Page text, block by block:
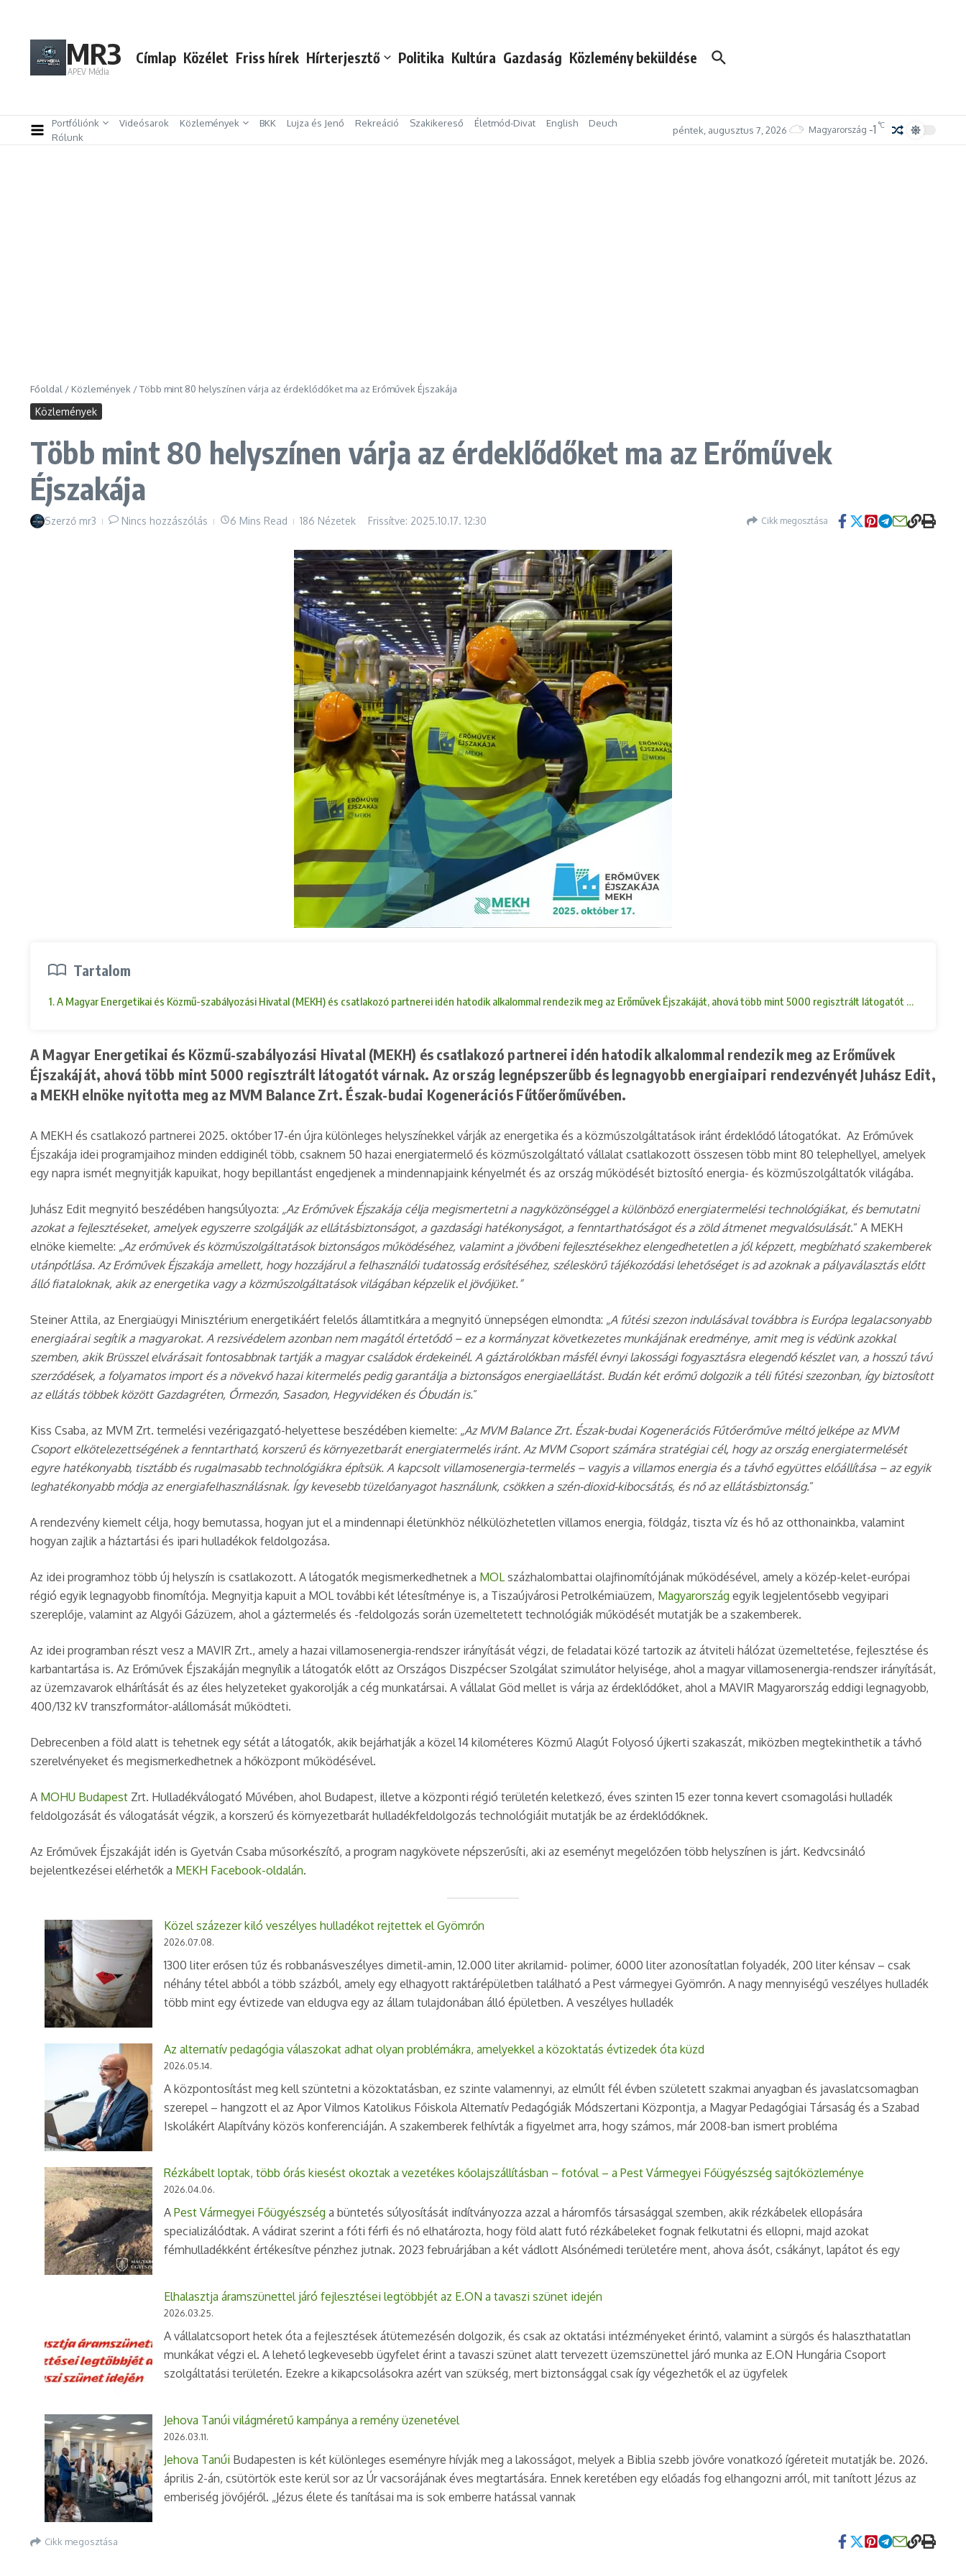
MR3
APEV Média
Címlap Közélet Friss hírek Hírterjesztő Politika Kultúra Gazdaság Közlemény beküldése
Portfóliónk Videósarok Közlemények BKK Lujza és Jenő Rekreáció Szakikereső Életmód-Divat English
Deuch
Rólunk
péntek, augusztus 7, 2026 Magyarország -1 °C
Főoldal / Közlemények /Több mint 80 helyszínen várja az érdeklődőket ma az Erőművek Éjszakája
Közlemények
Több mint 80 helyszínen várja az érdeklődőket ma az Erőművek
Éjszakája
Szerző mr3 Nincs hozzászólás 6 Mins Read 186 Nézetek Frissítve: 2025.10.17. 12:30 Cikk megosztása
Tartalom
1. A Magyar Energetikai és Közmű-szabályozási Hivatal (MEKH) és csatlakozó partnerei idén hatodik alkalommal rendezik meg az Erőművek Éjszakáját, ahová több mint 5000 regisztrált látogatót várnak.
A Magyar Energetikai és Közmű-szabályozási Hivatal (MEKH) és csatlakozó partnerei idén hatodik alkalommal rendezik meg az Erőművek
Éjszakáját, ahová több mint 5000 regisztrált látogatót várnak. Az ország legnépszerűbb és legnagyobb energiaipari rendezvényét Juhász Edit,
a MEKH elnöke nyitotta meg az MVM Balance Zrt. Észak-budai Kogenerációs Fűtőerőművében.
A MEKH és csatlakozó partnerei 2025. október 17-én újra különleges helyszínekkel várják az energetika és a közműszolgáltatások iránt érdeklődő látogatókat. Az Erőművek
Éjszakája idei programjaihoz minden eddiginél több, csaknem 50 hazai energiatermelő és közműszolgáltató vállalat csatlakozott összesen több mint 80 telephellyel, amelyek
egy napra ismét megnyitják kapuikat, hogy bepillantást engedjenek a mindennapjaink kényelmét és az ország működését biztosító energia- és közműszolgáltatók világába.
Juhász Edit megnyitó beszédében hangsúlyozta: „Az Erőművek Éjszakája célja megismertetni a nagyközönséggel a különböző energiatermelési technológiákat, és bemutatni
azokat a fejlesztéseket, amelyek egyszerre szolgálják az ellátásbiztonságot, a gazdasági hatékonyságot, a fenntarthatóságot és a zöld átmenet megvalósulását.” A MEKH
elnöke kiemelte: „Az erőművek és közműszolgáltatások biztonságos működéséhez, valamint a jövőbeni fejlesztésekhez elengedhetetlen a jól képzett, megbízható szakemberek
utánpótlása. Az Erőművek Éjszakája amellett, hogy hozzájárul a felhasználói tudatosság erősítéséhez, széleskörű tájékozódási lehetőséget is ad azoknak a pályaválasztás előtt
álló fiataloknak, akik az energetika vagy a közműszolgáltatások világában képzelik el jövőjüket.”
Steiner Attila, az Energiaügyi Minisztérium energetikáért felelős államtitkára a megnyitó ünnepségen elmondta: „A fűtési szezon indulásával továbbra is Európa legalacsonyabb
energiaárai segítik a magyarokat. A rezsivédelem azonban nem magától értetődő – ez a kormányzat következetes munkájának eredménye, amit meg is védünk azokkal
szemben, akik Brüsszel elvárásait fontosabbnak tartják a magyar családok érdekeinél. A gáztárolókban másfél évnyi lakossági fogyasztásra elegendő készlet van, a hosszú távú
szerződések, a folyamatos import és a növekvő hazai kitermelés pedig garantálja a biztonságos energiaellátást. Budán két erőmű dolgozik a téli fűtési szezonban, így biztosított
az ellátás többek között Gazdagréten, Őrmezőn, Sasadon, Hegyvidéken és Óbudán is.”
Kiss Csaba, az MVM Zrt. termelési vezérigazgató-helyettese beszédében kiemelte: „Az MVM Balance Zrt. Észak-budai Kogenerációs Fűtőerőműve méltó jelképe az MVM
Csoport elkötelezettségének a fenntartható, korszerű és környezetbarát energiatermelés iránt. Az MVM Csoport számára stratégiai cél, hogy az ország energiatermelését
egyre hatékonyabb, tisztább és rugalmasabb technológiákra építsük. A kapcsolt villamosenergia-termelés – vagyis a villamos energia és a távhő együttes előállítása – az egyik
leghatékonyabb módja az energiafelhasználásnak. Így kevesebb tüzelőanyagot használunk, csökken a szén-dioxid-kibocsátás, és nő az ellátásbiztonság.”
A rendezvény kiemelt célja, hogy bemutassa, hogyan jut el a mindennapi életünkhöz nélkülözhetetlen villamos energia, földgáz, tiszta víz és hő az otthonainkba, valamint
hogyan zajlik a háztartási és ipari hulladékok feldolgozása.
Az idei programhoz több új helyszín is csatlakozott. A látogatók megismerkedhetnek a MOLszázhalombattai olajfinomítójának működésével, amely a közép-kelet-európai
régió egyik legnagyobb finomítója. Megnyitja kapuit a MOL további két létesítménye is, a Tiszaújvárosi Petrolkémiaüzem, Magyarország egyik legjelentősebb vegyipari
szereplője, valamint az Algyői Gázüzem, ahol a gáztermelés és -feldolgozás során üzemeltetett technológiák működését mutatják be a szakemberek.
Az idei programban részt vesz a MAVIR Zrt., amely a hazai villamosenergia-rendszer irányítását végzi, de feladatai közé tartozik az átviteli hálózat üzemeltetése, fejlesztése és
karbantartása is. Az Erőművek Éjszakáján megnyílik a látogatók előtt az Országos Diszpécser Szolgálat szimulátor helyisége, ahol a magyar villamosenergia-rendszer irányítását,
az üzemzavarok elhárítását és az éles helyzeteket gyakorolják a cég munkatársai. A vállalat Göd mellet is várja az érdeklődőket, ahol a MAVIR Magyarország eddigi legnagyobb,
400/132 kV transzformátor-alállomását működteti.
Debrecenben a föld alatt is tehetnek egy sétát a látogatók, akik bejárhatják a közel 14 kilométeres Közmű Alagút Folyosó újkerti szakaszát, miközben megtekinthetik a távhő
szerelvényeket és megismerkedhetnek a hőközpont működésével.
A MOHU Budapest Zrt. Hulladékválogató Művében, ahol Budapest, illetve a központi régió területén keletkező, éves szinten 15 ezer tonna kevert csomagolási hulladék
feldolgozását és válogatását végzik, a korszerű és környezetbarát hulladékfeldolgozás technológiáit mutatják be az érdeklődőknek.
Az Erőművek Éjszakáját idén is Gyetván Csaba műsorkészítő, a program nagykövete népszerűsíti, aki az eseményt megelőzően több helyszínen is járt. Kedvcsináló
bejelentkezései elérhetők a MEKH Facebook-oldalán.
Közel százezer kiló veszélyes hulladékot rejtettek el Gyömrőn
2026.07.08.
1300 liter erősen tűz és robbanásveszélyes dimetil-amin, 12.000 liter akrilamid- polimer, 6000 liter azonosítatlan folyadék, 200 liter kénsav – csak
néhány tétel abból a több százból, amely egy elhagyott raktárépületben található a Pest vármegyei Gyömrőn. A nagy mennyiségű veszélyes hulladék
több mint egy évtizede van eldugva egy az állam tulajdonában álló épületben. A veszélyes hulladék
Az alternatív pedagógia válaszokat adhat olyan problémákra, amelyekkel a közoktatás évtizedek óta küzd
2026.05.14.
A központosítást meg kell szüntetni a közoktatásban, ez szinte valamennyi, az elmúlt fél évben született szakmai anyagban és javaslatcsomagban
szerepel – hangzott el az Apor Vilmos Katolikus Főiskola Alternatív Pedagógiák Módszertani Központja, a Magyar Pedagógiai Társaság és a Szabad
Iskolákért Alapítvány közös konferenciáján. A szakemberek felhívták a figyelmet arra, hogy számos, már 2008-ban ismert probléma
Rézkábelt loptak, több órás kiesést okoztak a vezetékes kőolajszállításban – fotóval – a Pest Vármegyei Főügyészség sajtóközleménye
2026.04.06.
A Pest Vármegyei Főügyészség a büntetés súlyosítását indítványozza azzal a háromfős társasággal szemben, akik rézkábelek ellopására
specializálódtak. A vádirat szerint a fóti férfi és nő elhatározta, hogy föld alatt futó rézkábeleket fognak felkutatni és ellopni, majd azokat
fémhulladékként értékesítve pénzhez jutnak. 2023 februárjában a két vádlott Alsónémedi területére ment, ahova ásót, csákányt, lapátot és egy
Elhalasztja áramszünettel járó fejlesztései legtöbbjét az E.ON a tavaszi szünet idején
2026.03.25.
A vállalatcsoport hetek óta a fejlesztések átütemezésén dolgozik, és csak az oktatási intézményeket érintő, valamint a sürgős és halaszthatatlan
munkákat végzi el. A lehető legkevesebb ügyfelet érint a tavaszi szünet alatt tervezett üzemszünettel járó munka az E.ON Hungária Csoport
szolgáltatási területén. Ezekre a kikapcsolásokra azért van szükség, mert biztonsággal csak így végezhetők el az ügyfelek
Jehova Tanúi világméretű kampánya a remény üzenetével
2026.03.11.
Jehova Tanúi Budapesten is két különleges eseményre hívják meg a lakosságot, melyek a Biblia szebb jövőre vonatkozó ígéreteit mutatják be. 2026.
április 2-án, csütörtök este kerül sor az Úr vacsorájának éves megtartására. Ennek keretében egy előadás fog elhangozni arról, mit tanított Jézus az
emberiség jövőjéről. „Jézus élete és tanításai ma is sok emberre hatással vannak
Cikk megosztása